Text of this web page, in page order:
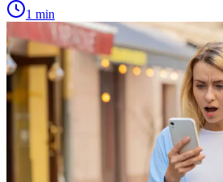
1 min